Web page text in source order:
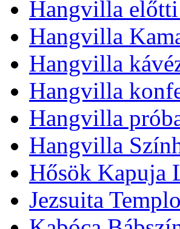
Hangvilla
Hangvilla
Hangvilla
Hangvilla
Hangvilla
Hangvilla
Hősök Kapuja
Jezsuita